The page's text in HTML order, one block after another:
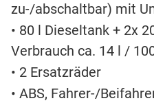
zu-/abschaltbar) mit
• 80 l Dieseltank + 2x
Verbrauch ca. 14 l /
• 2 Ersatzräder
• ABS, Fahrer-/